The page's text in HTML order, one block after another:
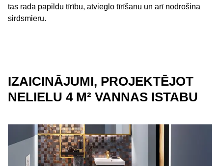
tas rada papildu tīrību, atvieglo tīrīšanu un arī nodrošina
sirdsmieru.
IZAICINĀJUMI, PROJEKTĒJOT
NELIELU 4 M² VANNAS ISTABU